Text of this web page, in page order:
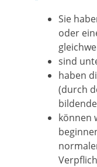
Sie
oder
sind
haben
(durch
können